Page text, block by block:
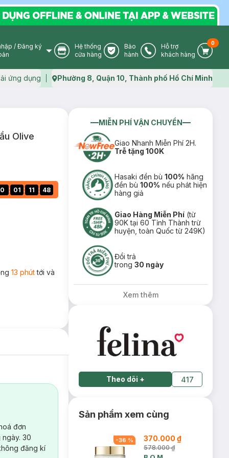
User Icon
/ Đăng ký
Store Icon
Hệ thống
cửa hàng
Warranty Icon
Bảo
hành
Phone Icon
Hỗ trợ
khách hàng
Cart
0
ứng dụng Map icon
Phường 8, Quận 10, Thành phố Hồ Chí Minh
Olive
0 : 01 : 11 : 47
13 phúttới và
đơn
30
đăng kí
MIỄN PHÍ VẬN CHUYỂN
Giao Nhanh Miễn Phí 2H.
Trễ tặng 100K
Hasaki đền bù100% hãng
đền bù100% nếu phát hiện
hàng giả
Giao Hàng Miễn Phí (từ
90K tại 60 Tỉnh Thành trừ
huyện, toàn Quốc từ 249K)
Đổi trả
trong30 ngày
Xem thêm
Theo dõi + 417
Sản phẩm xem cùng
-36 % 370.000 ₫
578.000 ₫